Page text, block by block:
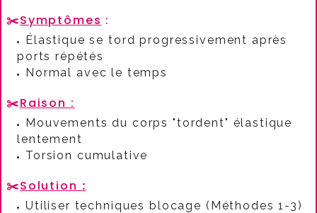
✂️Symptômes :​
Élastique se tord progressivement après
ports répétés
Normal avec le temps
✂️Raison :
Mouvements du corps "tordent" élastique
lentement
Torsion cumulative
✂️Solution :
Utiliser techniques blocage (Méthodes 1-3)